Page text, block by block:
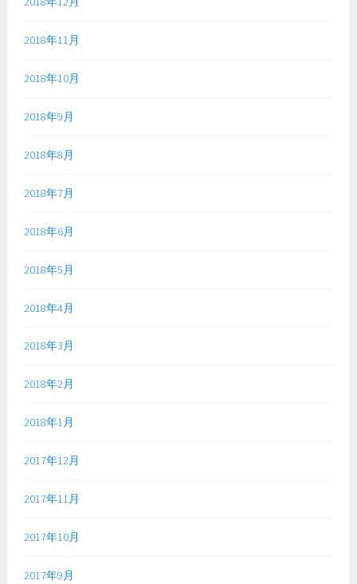
2018年11月
2018年10月
2018年9月
2018年8月
2018年7月
2018年6月
2018年5月
2018年4月
2018年3月
2018年2月
2018年1月
2017年12月
2017年11月
2017年10月
2017年9月